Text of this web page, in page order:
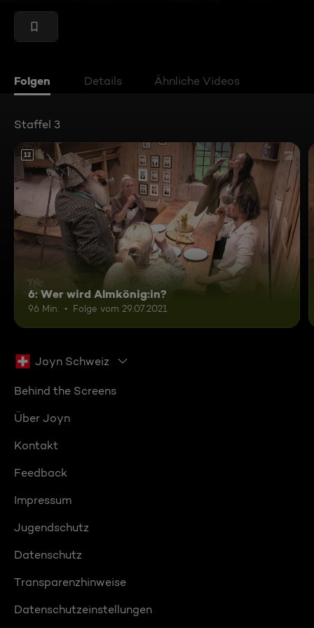
Folgen Details Ähnliche Videos
Staffel 3
12
6: Wer wird Almkönig:in?
96 Min. Folge vom 29.07.2021
Joyn Schweiz
Behind the Screens
Über Joyn
Kontakt
Feedback
Impressum
Jugendschutz
Datenschutz
Transparenzhinweise
Datenschutzeinstellungen